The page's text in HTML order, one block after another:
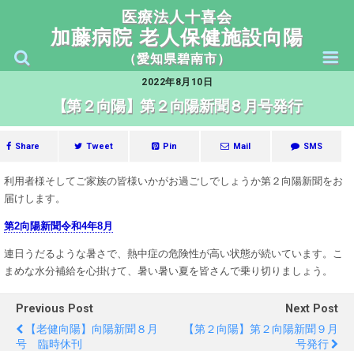
医療法人十喜会
2022年8月10日
【第２向陽】第２向陽新聞８月号発行
Share Tweet Pin Mail SMS
利用者様そしてご家族の皆様いかがお過ごしでしょうか第２向陽新聞をお
届けします。
第2向陽新聞令和4年8月
連日うだるような暑さで、熱中症の危険性が高い状態が続いています。 こ
まめな水分補給を心掛けて、暑い暑い夏を皆さんで乗り切りましょう。
Previous Post
【老健向陽】向陽新聞８月
号 臨時休刊
Next Post
【第２向陽】第２向陽新聞９月
号発行